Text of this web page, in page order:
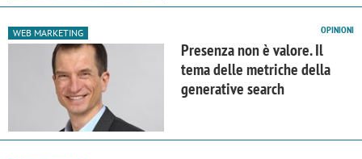
WEB MARKETING OPINIONI
Presenza non è valore. Il
tema delle metriche della
generative search